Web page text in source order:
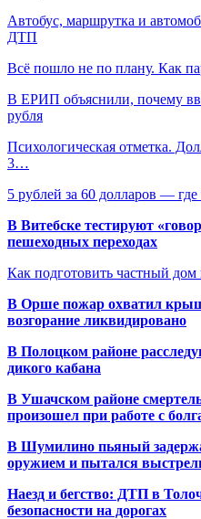
Автобус, маршрутка и
ДТП
Всё пошло не по плану. Как
В ЕРИП объяснили, почему
рубля
Психологическая отметка.
3…
5 рублей за 60 долларов —
В Витебске тестируют
пешеходных переходах
Как подготовить частный дом
В Орше пожар охватил
возгорание ликвидировано
В Полоцком районе
дикого кабана
В Ушачском районе
произошел при работе с
В Шумилино пьяный
оружием и пытался
Наезд и бегство: ДТП в
безопасности на дорогах